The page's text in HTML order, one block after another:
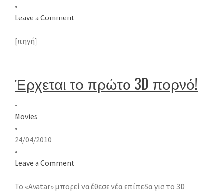
•
Leave a Comment
[πηγή]
Έρχεται το πρώτο 3D πορνό!
•
Movies
•
24/04/2010
•
Leave a Comment
Το «Avatar» μπορεί να έθεσε νέα επίπεδα για το 3D